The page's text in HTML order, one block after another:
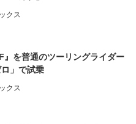
クス
』を普通のツーリングライダー
」で試乗
クス